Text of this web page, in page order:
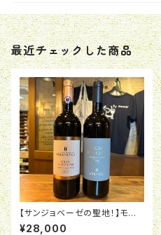
最近チェックした商品
【サンジョベーゼの聖地！】モン
テフィリ人気2本ギフトセット
¥28,000